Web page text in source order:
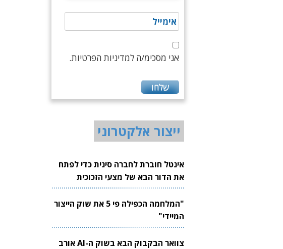
אני מסכימ/ה למדיניות הפרטיות.
ייצור אלקטרוני
אינטל חוברת לחברה סינית כדי לפתח
את הדור הבא של מצעי הזכוכית
לשבבים
"המלחמה הכפילה פי 5 את שוק הייצור
המיידי"
צוואר הבקבוק הבא בשוק ה-AI אורב